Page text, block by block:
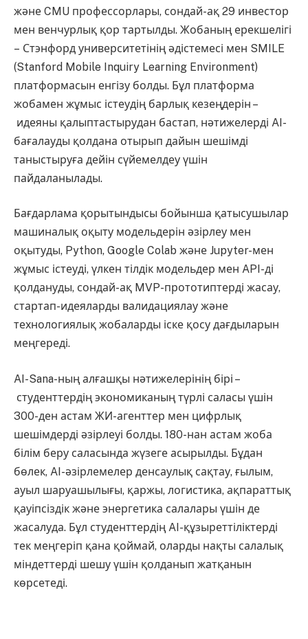
және CMU профессорлары, сондай-ақ 29 инвестор
мен венчурлық қор тартылды. Жобаның ерекшелігі
– Стэнфорд университетінің әдістемесі мен SMILE
(Stanford Mobile Inquiry Learning Environment)
платформасын енгізу болды. Бұл платформа
жобамен жұмыс істеудің барлық кезеңдерін –
идеяны қалыптастырудан бастап, нәтижелерді AI-
бағалауды қолдана отырып дайын шешімді
таныстыруға дейін сүйемелдеу үшін
пайдаланылады.
Бағдарлама қорытындысы бойынша қатысушылар
машиналық оқыту модельдерін әзірлеу мен
оқытуды, Python, Google Colab және Jupyter-мен
жұмыс істеуді, үлкен тілдік модельдер мен API-ді
қолдануды, сондай-ақ MVP-прототиптерді жасау,
стартап-идеяларды валидациялау және
технологиялық жобаларды іске қосу дағдыларын
меңгереді.
AI-Sana-ның алғашқы нәтижелерінің бірі –
студенттердің экономиканың түрлі саласы үшін
300-ден астам ЖИ-агенттер мен цифрлық
шешімдерді әзірлеуі болды. 180-нан астам жоба
білім беру саласында жүзеге асырылды. Бұдан
бөлек, AI-әзірлемелер денсаулық сақтау, ғылым,
ауыл шаруашылығы, қаржы, логистика, ақпараттық
қауіпсіздік және энергетика салалары үшін де
жасалуда. Бұл студенттердің AI-құзыреттіліктерді
тек меңгеріп қана қоймай, оларды нақты салалық
міндеттерді шешу үшін қолданып жатқанын
көрсетеді.